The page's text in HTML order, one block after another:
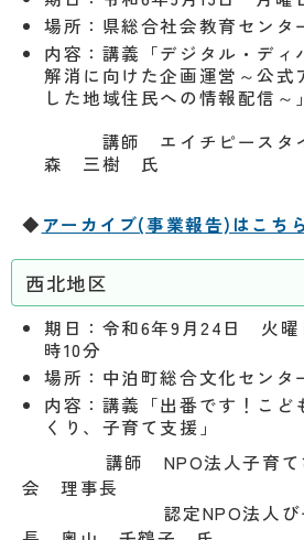
場所：県総合社会教育センタ
内容：講義「デジタル・ディ
解消に向けた企画運営～公式
した地域住民への情報配信～」
講師 エイチピースタ
森 三樹 氏
◆ アーカイブ(事業報告)はこちら
西北地区
期日：令和6年9月24日 火
時10分
場所：中泊町総合文化センタ
内容：講義「出番です！こど
くり、子育て支援」
講師 NPO法人子育
会 理事長
認定NPO法人